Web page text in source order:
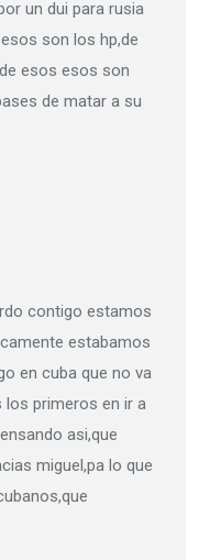
un dui para rusia
son los hp,de
esos esos son
de matar a su
contigo estamos
estabamos
en cuba que no va
primeros en ir a
asi,que
miguel,pa lo que